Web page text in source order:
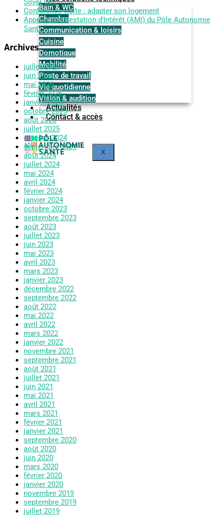
Bain & WC
Chambre
Communication & loisirs
Cuisine
Domotique
Mobilité
Poste de travail
Vie quotidienne
Vision & audition
Actualités
Contact & accès
X
Silver Occ
Conférence-visite : adapter son logement
Appel à Manifestation d’Intérêt (AMI) du Pôle Autonomie
Santé.
Archives
juillet 2026
juin 2026
mai 2026
février 2026
janvier 2026
octobre 2025
août 2025
juillet 2025
octobre 2024
septembre 2024
août 2024
juillet 2024
mai 2024
avril 2024
février 2024
janvier 2024
octobre 2023
septembre 2023
août 2023
juillet 2023
juin 2023
mai 2023
avril 2023
mars 2023
janvier 2023
décembre 2022
septembre 2022
août 2022
mai 2022
avril 2022
mars 2022
janvier 2022
novembre 2021
septembre 2021
août 2021
juillet 2021
juin 2021
mai 2021
avril 2021
mars 2021
février 2021
janvier 2021
septembre 2020
août 2020
juin 2020
mars 2020
février 2020
janvier 2020
novembre 2019
septembre 2019
juillet 2019